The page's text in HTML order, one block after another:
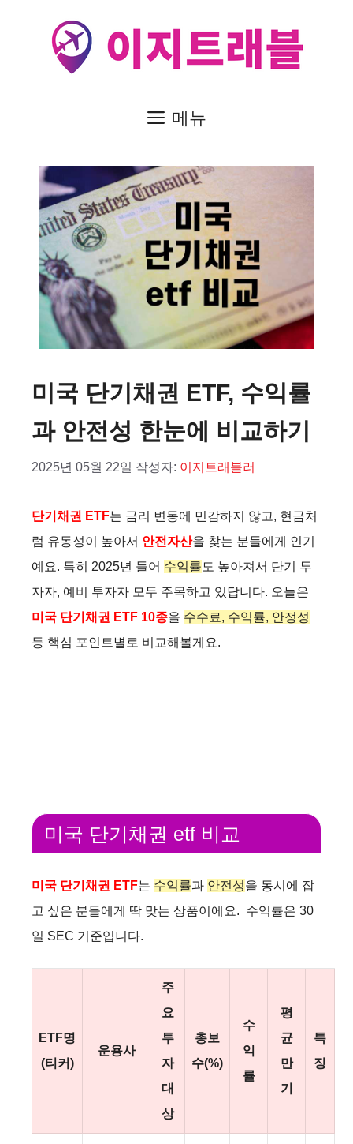
메뉴
미국 단기채권 ETF, 수익률
과 안전성 한눈에 비교하기
2025년 05월 22일 작성자: 이지트래블러
단기채권 ETF는 금리 변동에 민감하지 않고, 현금처
럼 유동성이 높아서 안전자산을 찾는 분들에게 인기
예요. 특히 2025년 들어 수익률 도 높아져서 단기 투
자자, 예비 투자자 모두 주목하고 있답니다. 오늘은
미국 단기채권 ETF 10종을 수수료, 수익률, 안정성
등 핵심 포인트별로 비교해볼게요.
미국 단기채권 etf 비교
미국 단기채권 ETF는 수익률과 안전성을 동시에 잡
고 싶은 분들에게 딱 맞는 상품이에요. 수익률은 30
일 SEC 기준입니다.
ETF명
(티커)
운용사
주
요
투
자
대
상
총보
수(%)
수
익
률
평
균
만
기
특
징